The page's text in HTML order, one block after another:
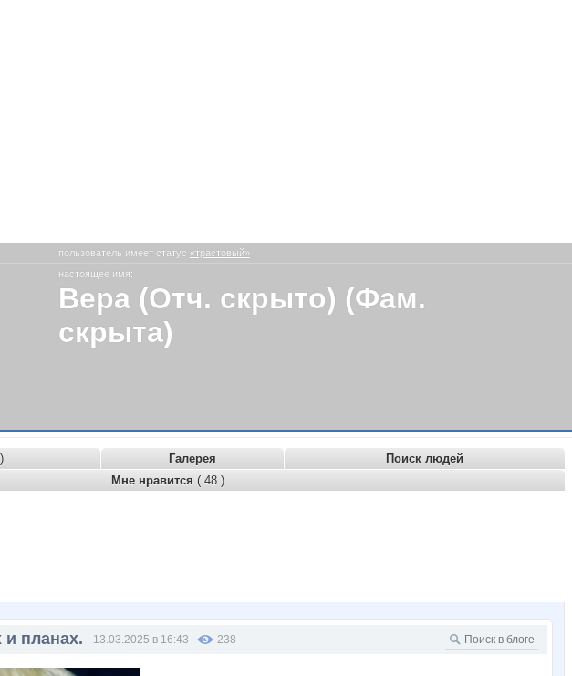
пользователь имеет статус «трастовый»
настоящее имя:
Вера (Отч. скрыто) (Фам.
скрыта)
Галерея
Поиск людей
Мне нравится ( 48 )
планах. 13.03.2025 в 16:43 238